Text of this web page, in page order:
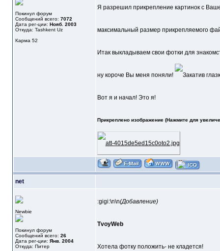
Покинул форум
Сообщений всего: 7072
Дата рег-ции: Нояб. 2003
Откуда: Tashkent Uz
Карма 52
Я разрешил прикрепление картинок с
максимальный размер прикрепляемого
Итак выкладываем свои фотки для
ну короче Вы меня поняли!
Вот я и начал! Это я!
Прикреплено изображение (Нажмите для
net
Newbie
Покинул форум
Сообщений всего: 26
Дата рег-ции: Янв. 2004
Откуда: Питер
:gigi:\n\n(Добавление)
TvoyWeb
Хотела фотку положить- не кладется!